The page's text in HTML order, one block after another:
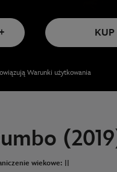
Warunki użytkowania
wiekowe: II